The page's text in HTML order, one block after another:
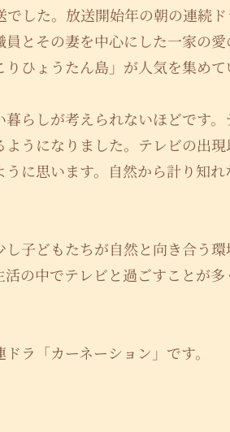
した。放送開始年の朝の連続
とその妻を中心にした一家の愛
ひょうたん島」が人気を集めて
らしが考えられないほどです。
うになりました。テレビの出現
に思います。自然から計り知
子どもたちが自然と向き合う
の中でテレビと過ごすことが多
ラ「カーネーション」です。